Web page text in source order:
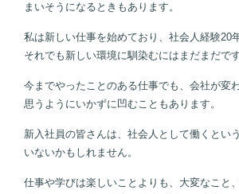
まいそうになるときもあります。
私は新しい仕事を始めており、社会人経験20
それでも新しい環境に馴染むにはまだまだです
今までやったことのある仕事でも、会社が変
思うようにいかずに凹むこともあります。
新入社員の皆さんは、社会人として働くとい
いないかもしれません。
仕事や学びは楽しいことよりも、大変なこと